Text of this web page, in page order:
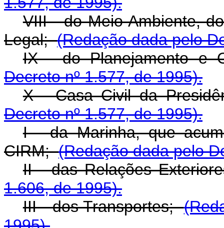
VIII - do Meio Ambiente,
Legal;(Redação dada pelo
IX - do Planejamento
Decreto nº 1.577, de 1995).
X - Casa Civil da
Decreto nº 1.577, de 1995).
I - da Marinha, que
CIRM;(Redação dada pelo
II - das Relações
1.606, de 1995).
III - dos Transportes;